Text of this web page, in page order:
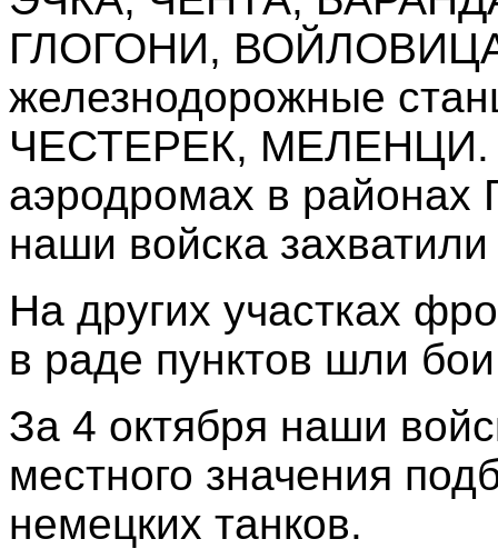
ГЛОГОНИ,
железнодорожные
ЧЕСТЕРЕК, МЕЛЕНЦИ.
аэродромах в
наши войска
На других участках
в раде пунктов шли
За 4 октября наши
местного значения
немецких танков.